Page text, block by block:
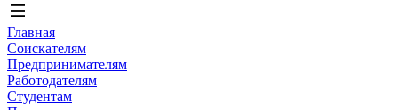
Главная
Соискателям
Предпринимателям
Работодателям
Студентам